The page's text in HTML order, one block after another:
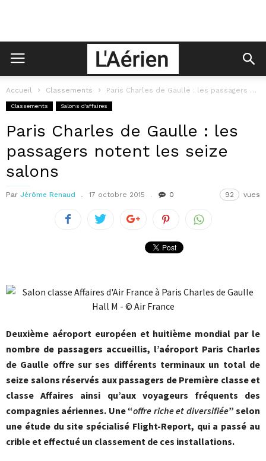
Accueil Classements Paris Charles de Gaulle : les passagers notent les seize salons
Classements Salons d'affaires
Paris Charles de Gaulle : les
passagers notent les seize
salons
Par Jérôme Renaud 17 octobre 2015 0 92 vues
Deuxième aéroport européen et huitième mondial par le
nombre de passagers accueillis, l’aéroport Paris Charles
de Gaulle offre sur ses différents terminaux un total de
seize salons réservés aux passagers de Première classe et
classe Affaires ainsi qu’aux voyageurs fréquents des
compagnies aériennes. Une “offre riche et diversifiée” selon
une étude du site spécialisé Flight-Report, qui a passé au
crible et effectué un classement de ces installations.